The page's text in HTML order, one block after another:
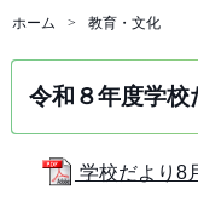
ホーム 教育・文化
令和８年度学校
学校だより8